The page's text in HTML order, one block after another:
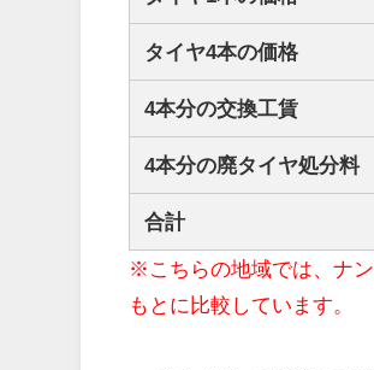
タイヤ4本の価格
4本分の交換工賃
4本分の廃タイヤ処分料
合計
※こちらの地域では、ナ
もとに比較しています。